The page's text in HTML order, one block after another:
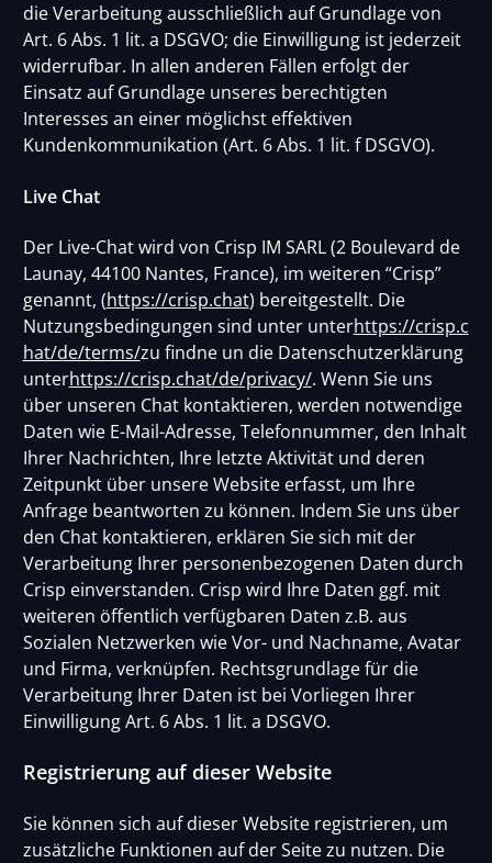
die Verarbeitung ausschließlich auf Grundlage von
Art. 6 Abs. 1 lit. a DSGVO; die Einwilligung ist jederzeit
widerrufbar. In allen anderen Fällen erfolgt der
Einsatz auf Grundlage unseres berechtigten
Interesses an einer möglichst effektiven
Kundenkommunikation (Art. 6 Abs. 1 lit. f DSGVO).
Live Chat
Der Live-Chat wird von Crisp IM SARL (2 Boulevard de
Launay, 44100 Nantes, France), im weiteren “Crisp”
genannt, (https://crisp.chat) bereitgestellt. Die
Nutzungsbedingungen sind unter unterhttps://crisp.c
hat/de/terms/zu findne un die Datenschutzerklärung
unterhttps://crisp.chat/de/privacy/. Wenn Sie uns
über unseren Chat kontaktieren, werden notwendige
Daten wie E-Mail-Adresse, Telefonnummer, den Inhalt
Ihrer Nachrichten, Ihre letzte Aktivität und deren
Zeitpunkt über unsere Website erfasst, um Ihre
Anfrage beantworten zu können. Indem Sie uns über
den Chat kontaktieren, erklären Sie sich mit der
Verarbeitung Ihrer personenbezogenen Daten durch
Crisp einverstanden. Crisp wird Ihre Daten ggf. mit
weiteren öffentlich verfügbaren Daten z.B. aus
Sozialen Netzwerken wie Vor- und Nachname, Avatar
und Firma, verknüpfen. Rechtsgrundlage für die
Verarbeitung Ihrer Daten ist bei Vorliegen Ihrer
Einwilligung Art. 6 Abs. 1 lit. a DSGVO.
Registrierung auf dieser Website
Sie können sich auf dieser Website registrieren, um
zusätzliche Funktionen auf der Seite zu nutzen. Die